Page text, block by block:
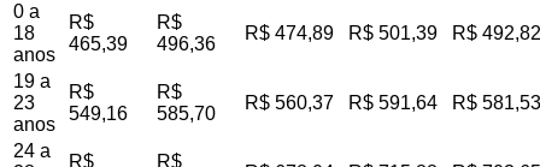
0 a
18
anos
R$
465,39
R$
496,36
R$ 474,89 R$ 501,39 R$ 492,82
19 a
23
anos
R$
549,16
R$
585,70
R$ 560,37 R$ 591,64 R$ 581,53
24 a
R$
R$